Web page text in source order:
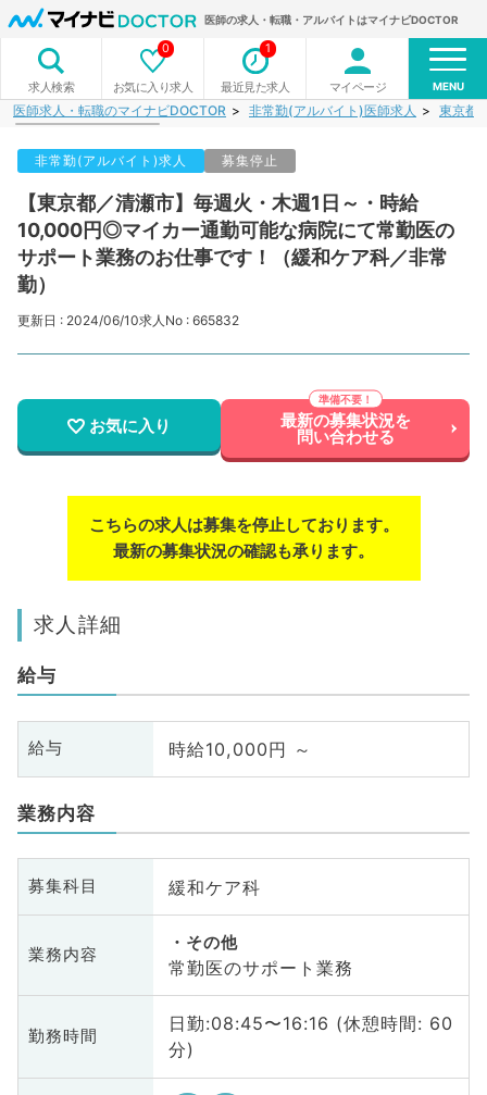
医師の求人・転職・アルバイトはマイナビDOCTOR
求人検索 お気に入り求人
0
最近見た求人
1
マイページ MENU
医師求人・転職のマイナビDOCTOR 非常勤(アルバイト)医師求人 東京都
非常勤(アルバイト)求人 募集停止
【東京都／清瀬市】毎週火・木週1日～・時給
10,000円◎マイカー通勤可能な病院にて常勤医の
サポート業務のお仕事です！（緩和ケア科／非常
勤）
更新日 : 2024/06/10求人No : 665832
お気に入り 最新の募集状況を
問い合わせる
こちらの求人は募集を停止しております。
最新の募集状況の確認も承ります。
求人詳細
給与
給与 時給10,000円 ～
業務内容
募集科目 緩和ケア科
業務内容
その他
常勤医のサポート業務
勤務時間
日勤:08:45〜16:16 (休憩時間: 60
分)